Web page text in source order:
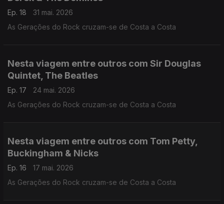
Ep. 18
31 mai. 2026
As Gerações do Rock cruzam-se de Costa a Costa
Nesta viagem entre outros com Sir Douglas
Quintet, The Beatles
Ep. 17
24 mai. 2026
As Gerações do Rock cruzam-se de Costa a Costa
Nesta viagem entre outros com Tom Petty,
Buckingham & Nicks
Ep. 16
17 mai. 2026
As Gerações do Rock cruzam-se de Costa a Costa